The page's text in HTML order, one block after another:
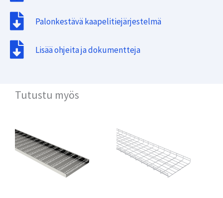
Palonkestävä kaapelitiejärjestelmä
Lisää ohjeita ja dokumentteja
Tutustu myös